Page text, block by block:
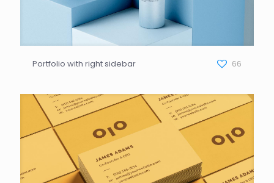
Portfolio with right sidebar 66